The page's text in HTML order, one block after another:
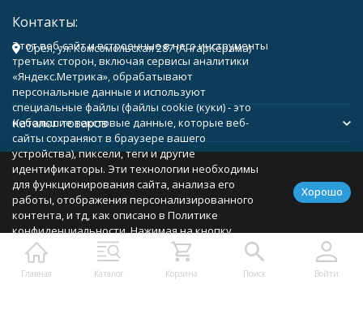
Главная Каталог Корзина Поиск Войти
Контакты:
Орёл, ул. Комсомольская 287 (АнгарКерама)
Каталог товаров
Помощь
Политика персональных данных Карта сайта
Этот веб-сайт и встроенные в него инструменты
третьих сторон, включая сервисы аналитики
«Яндекс.Метрика», обрабатывают
персональные данные и используют
специальные файлы (файлы cookie (куки) - это
небольшие текстовые данные, которые веб-
сайты сохраняют в браузере вашего
устройства), пиксели, теги и другие
идентификаторы. Эти технологии необходимы
для функционирования сайта, анализа его
работы, отображения персонализированного
контента, и тд, как описано в Политике
конфиденциальности. Нажимая на кнопку
«Соглашаюсь», вы соглашаетесь с
использованием указанных технологий и
подтверждаете свое согласие на обработку
Хорошо